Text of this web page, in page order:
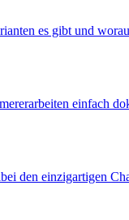
es gibt und
einfach
den einzigartigen